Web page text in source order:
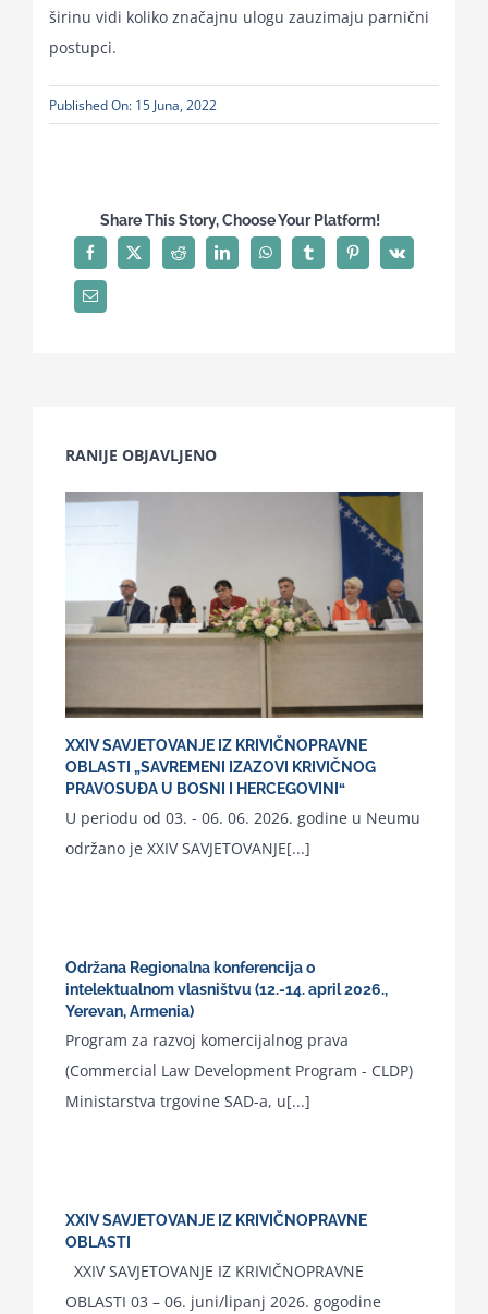
širinu vidi koliko značajnu ulogu zauzimaju parnični
postupci.
Published On: 15 Juna, 2022
Share This Story, Choose Your Platform!
RANIJE OBJAVLJENO
XXIV SAVJETOVANJE IZ KRIVIČNOPRAVNE
OBLASTI „SAVREMENI IZAZOVI KRIVIČNOG
PRAVOSUĐA U BOSNI I HERCEGOVINI“
U periodu od 03. - 06. 06. 2026. godine u Neumu
održano je XXIV SAVJETOVANJE[...]
Održana Regionalna konferencija o
intelektualnom vlasništvu (12.-14. april 2026.,
Yerevan, Armenia)
Program za razvoj komercijalnog prava
(Commercial Law Development Program - CLDP)
Ministarstva trgovine SAD-a, u[...]
XXIV SAVJETOVANJE IZ KRIVIČNOPRAVNE
OBLASTI
XXIV SAVJETOVANJE IZ KRIVIČNOPRAVNE
OBLASTI 03 – 06. juni/lipanj 2026. gogodine